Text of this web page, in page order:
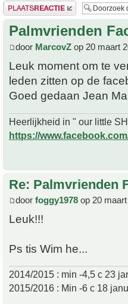
Plaats een reactie
Palmvrienden
door MarcovZ op 20 maart
Leuk moment om te
leden zitten op de
Goed gedaan Jean
Heerlijkheid in " our little
https://
Re: Palmvrienden
door foggy1978 op 20
Leuk!!!
Ps tis Wim he...
2014/2015 : min -4,5 c 23
2015/2016 : Min -6 c 18